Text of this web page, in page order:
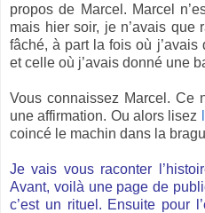
propos de Marcel. Marcel
mais hier soir, je n’avais que
fâché, à part la fois où
et celle où j’avais donné une
Vous connaissez Marcel. Ce
une affirmation. Ou alors lisez
coincé le machin dans la
Je vais vous raconter
Avant, voilà une page de
c’est un rituel. Ensuite pour